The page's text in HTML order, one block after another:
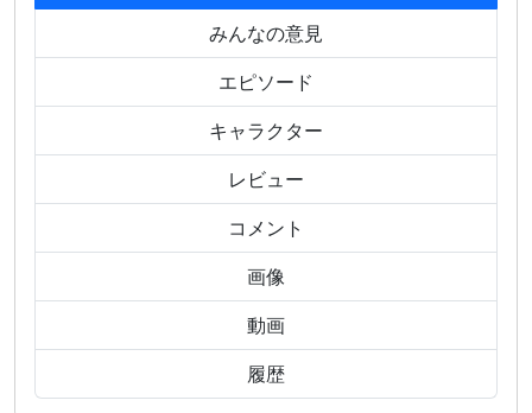
みんなの意見
エピソード
キャラクター
レビュー
コメント
画像
動画
履歴